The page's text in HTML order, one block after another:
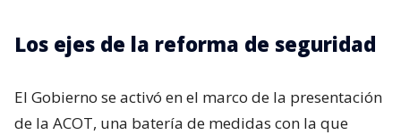
Los ejes de la reforma de seguridad
El Gobierno se activó en el marco de la presentación
de la ACOT, una batería de medidas con la que